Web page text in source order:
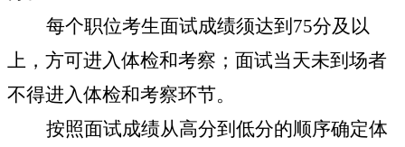
每个职位考生面试成绩须达到 75分及以
上，方可进入体检和考察；面试当天未到场者
不得进入体检和考察环节。
按照面试成绩从高分到低分的顺序确定体